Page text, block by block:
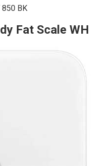
BK
Fat Scale WH